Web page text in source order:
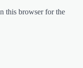
this browser for the